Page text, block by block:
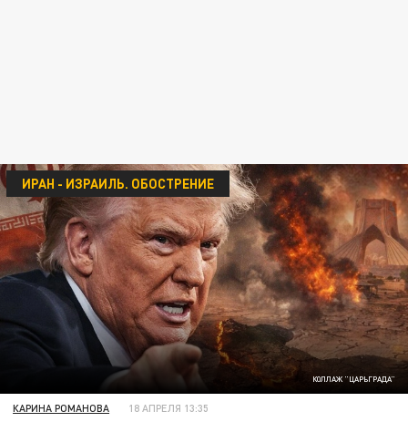
КОЛЛАЖ "ЦАРЬГРАДА"
ИРАН - ИЗРАИЛЬ. ОБОСТРЕНИЕ
КАРИНА РОМАНОВА 18 АПРЕЛЯ 13:35